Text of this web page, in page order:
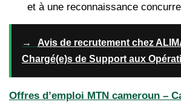
et à une reconnaissance
→
Avis de recrutement chez
Chargé(e)s de Support aux
Offres d’emploi MTN cameroun –